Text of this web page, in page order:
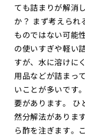
ても詰まりが解消
か？ まず考えられ
ものではない可能
の使いすぎや軽い
すが、水に溶けに
用品などが詰まっ
いことが多いです
要があります。 ひ
然分解法がありま
ら酢を注ぎます。